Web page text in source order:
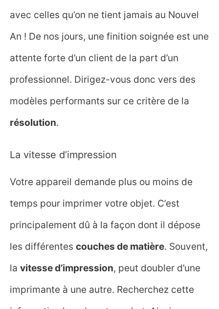
avec celles qu’on ne tient jamais au Nouvel
An ! De nos jours, une finition soignée est une
attente forte d’un client de la part d’un
professionnel. Dirigez-vous donc vers des
modèles performants sur ce critère de la
résolution.
La vitesse d’impression
Votre appareil demande plus ou moins de
temps pour imprimer votre objet. C’est
principalement dû à la façon dont il dépose
les différentes couches de matière. Souvent,
la vitesse d’impression, peut doubler d’une
imprimante à une autre. Recherchez cette